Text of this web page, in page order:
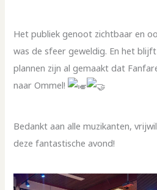
Het publiek genoot zichtbaar en
was de sfeer geweldig. En het
plannen zijn al gemaakt dat
naar Ommel!
Bedankt aan alle muzikanten,
deze fantastische avond!